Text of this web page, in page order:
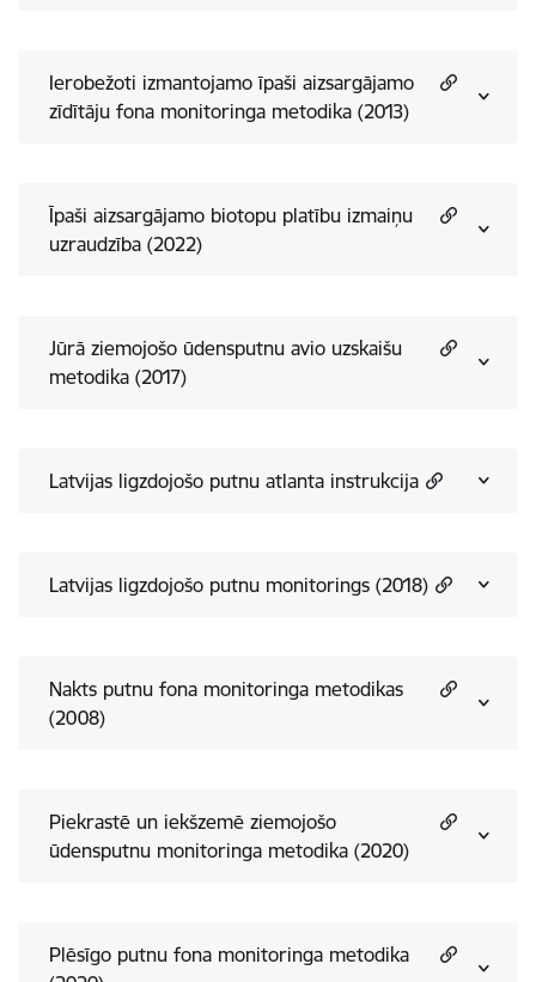
Ierobežoti izmantojamo īpaši aizsargājamo
zīdītāju fona monitoringa metodika (2013)
Īpaši aizsargājamo biotopu platību izmaiņu
uzraudzība (2022)
Jūrā ziemojošo ūdensputnu avio uzskaišu
metodika (2017)
Latvijas ligzdojošo putnu atlanta instrukcija
Latvijas ligzdojošo putnu monitorings (2018)
Nakts putnu fona monitoringa metodikas
(2008)
Piekrastē un iekšzemē ziemojošo
ūdensputnu monitoringa metodika (2020)
Plēsīgo putnu fona monitoringa metodika